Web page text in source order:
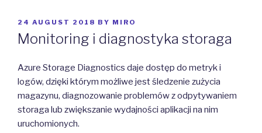
POSTED
ON
24 AUGUST 2018 BY MIRO
Monitoring i diagnostyka storaga
Azure Storage Diagnostics daje dostęp do metryk i
logów, dzięki którym możliwe jest śledzenie zużycia
magazynu, diagnozowanie problemów z odpytywaniem
storaga lub zwiększanie wydajności aplikacji na nim
uruchomionych.